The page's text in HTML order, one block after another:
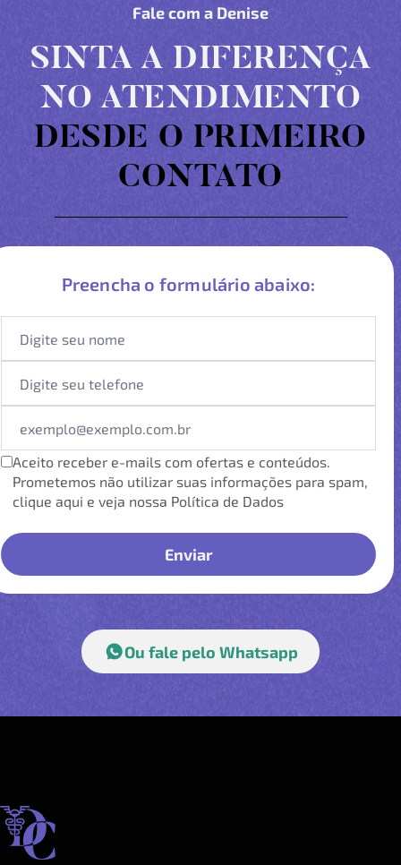
Fale com a Denise
SINTA A DIFERENÇA
NO ATENDIMENTO
DESDE O PRIMEIRO
CONTATO
Preencha o formulário abaixo:
Aceito receber e-mails com ofertas e conteúdos.
Prometemos não utilizar suas informações para spam,
clique aqui e veja nossa Política de Dados
Ou fale pelo Whatsapp